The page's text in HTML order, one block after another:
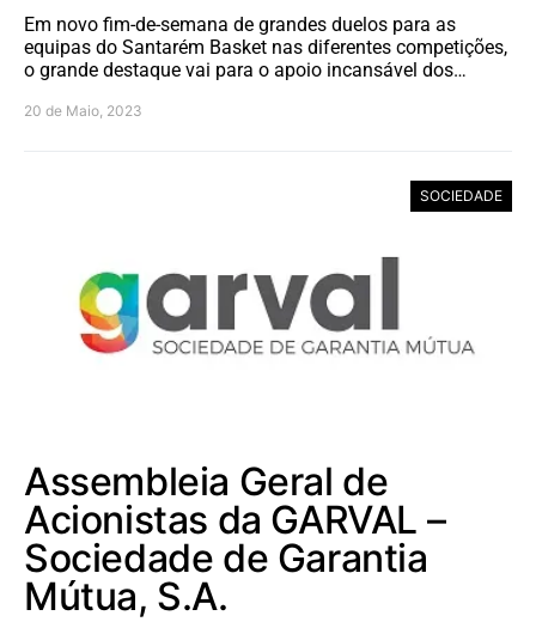
Em novo fim-de-semana de grandes duelos para as
equipas do Santarém Basket nas diferentes competições,
o grande destaque vai para o apoio incansável dos…
20 de Maio, 2023
SOCIEDADE
Assembleia Geral de
Acionistas da GARVAL –
Sociedade de Garantia
Mútua, S.A.